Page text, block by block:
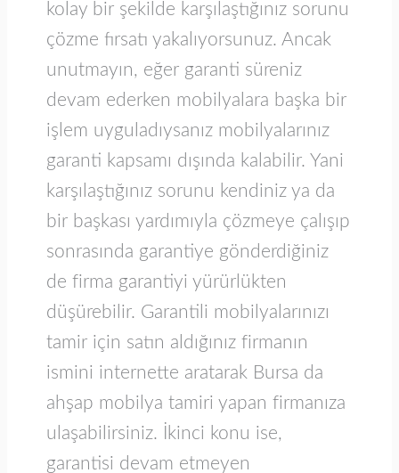
kolay bir şekilde karşılaştığınız sorunu
çözme fırsatı yakalıyorsunuz. Ancak
unutmayın, eğer garanti süreniz
devam ederken mobilyalara başka bir
işlem uyguladıysanız mobilyalarınız
garanti kapsamı dışında kalabilir. Yani
karşılaştığınız sorunu kendiniz ya da
bir başkası yardımıyla çözmeye çalışıp
sonrasında garantiye gönderdiğiniz
de firma garantiyi yürürlükten
düşürebilir. Garantili mobilyalarınızı
tamir için satın aldığınız firmanın
ismini internette aratarak Bursa da
ahşap mobilya tamiri yapan firmanıza
ulaşabilirsiniz. İkinci konu ise,
garantisi devam etmeyen